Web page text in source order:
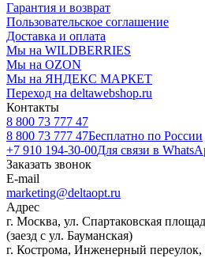
Гарантия и возврат
Пользовательское соглашение
Доставка и оплата
Мы на WILDBERRIES
Мы на OZON
Мы на ЯНДЕКС МАРКЕТ
Переход на deltawebshop.ru
Контакты
8 800 73 777 47
8 800 73 777 47Бесплатно по России
+7 910 194-30-00Для связи в
Заказать звонок
E-mail
marketing@deltaopt.ru
Адрес
г. Москва, ул. Спартаковская
(заезд с ул. Бауманская)
г. Кострома, Инженерный переулок,